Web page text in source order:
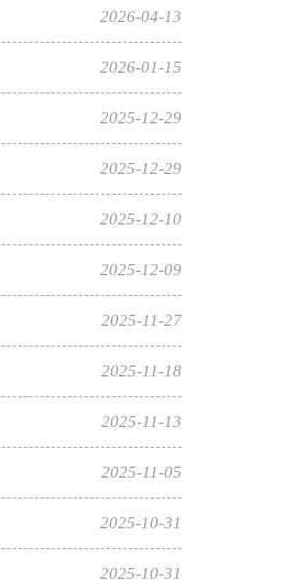
2026-04-13
2026-01-15
2025-12-29
2025-12-29
2025-12-10
2025-12-09
2025-11-27
2025-11-18
2025-11-13
2025-11-05
2025-10-31
2025-10-31